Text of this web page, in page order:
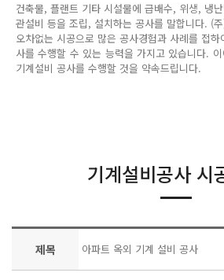
건축물, 플랜트 기타 시설물에 급배수, 위생, 냉
관설비 등을 조립, 설치하는 공사를 말합니다. (
오차없는 시공으로 많은 공사경험과 사례를 접
사를 수행할 수 있는 능력을 가지고 있습니다.
기계설비 공사를 수행할 것을 약속드립니다.
기계설비공사 시
제목 아파트 옥외 기계 설비 공사